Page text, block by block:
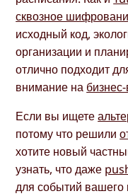
сквозное
исходный код,
организации и
отлично подходит
внимание на
Если вы ищете
потому что решили
хотите новый
узнать, что даже
для событий